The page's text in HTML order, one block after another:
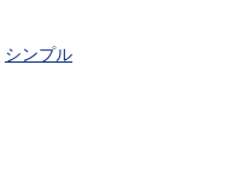
シンプル